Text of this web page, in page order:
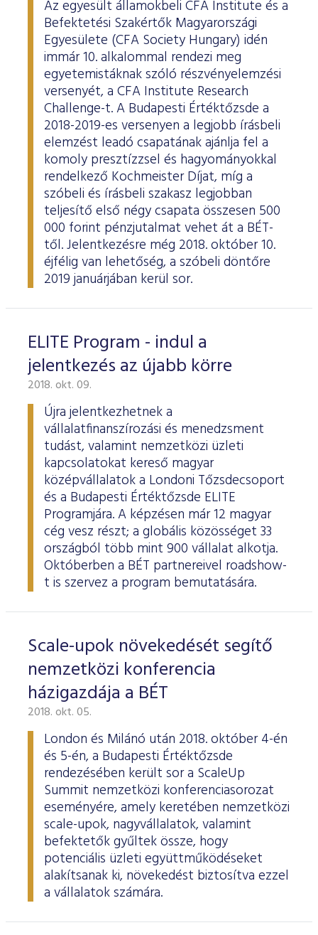
Az egyesült államokbeli CFA Institute és a
Befektetési Szakértők Magyarországi
Egyesülete (CFA Society Hungary) idén
immár 10. alkalommal rendezi meg
egyetemistáknak szóló részvényelemzési
versenyét, a CFA Institute Research
Challenge-t. A Budapesti Értéktőzsde a
2018-2019-es versenyen a legjobb írásbeli
elemzést leadó csapatának ajánlja fel a
komoly presztízzsel és hagyományokkal
rendelkező Kochmeister Díjat, míg a
szóbeli és írásbeli szakasz legjobban
teljesítő első négy csapata összesen 500
000 forint pénzjutalmat vehet át a BÉT-
től. Jelentkezésre még 2018. október 10.
éjfélig van lehetőség, a szóbeli döntőre
2019 januárjában kerül sor.
ELITE Program - indul a
jelentkezés az újabb körre
2018. okt. 09.
Újra jelentkezhetnek a
vállalatfinanszírozási és menedzsment
tudást, valamint nemzetközi üzleti
kapcsolatokat kereső magyar
középvállalatok a Londoni Tőzsdecsoport
és a Budapesti Értéktőzsde ELITE
Programjára. A képzésen már 12 magyar
cég vesz részt; a globális közösséget 33
országból több mint 900 vállalat alkotja.
Októberben a BÉT partnereivel roadshow-
t is szervez a program bemutatására.
Scale-upok növekedését segítő
nemzetközi konferencia
házigazdája a BÉT
2018. okt. 05.
London és Milánó után 2018. október 4-én
és 5-én, a Budapesti Értéktőzsde
rendezésében került sor a ScaleUp
Summit nemzetközi konferenciasorozat
eseményére, amely keretében nemzetközi
scale-upok, nagyvállalatok, valamint
befektetők gyűltek össze, hogy
potenciális üzleti együttműködéseket
alakítsanak ki, növekedést biztosítva ezzel
a vállalatok számára.